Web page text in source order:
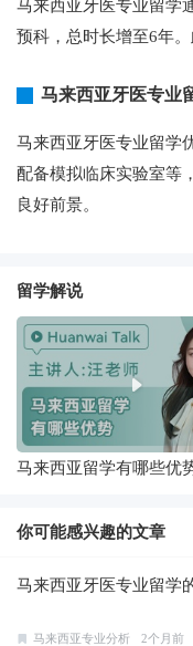
马来西亚牙医专业留学
预科，总时长增至6年
马来西亚牙医专业
马来西亚牙医专业留学
配备模拟临床实验室等
良好前景。
留学解说
马来西亚留学有哪些优
你可能感兴趣的文章
马来西亚牙医专业留学
马来西亚专业分析 2个月前